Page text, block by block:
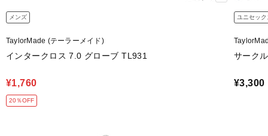
メンズ
TaylorMade (テーラーメイド)
インタークロス 7.0 グローブ TL931
¥1,760
20％OFF
ユニセック
サーク
¥3,300